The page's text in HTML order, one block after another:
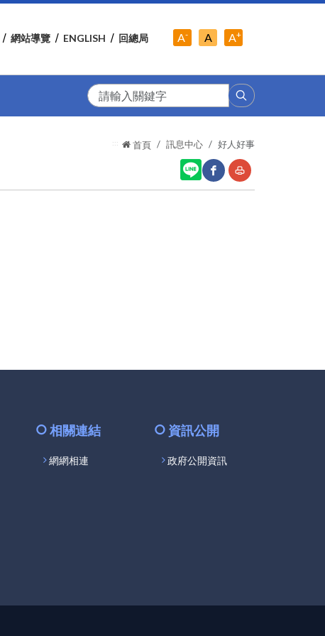
網站導覽 ENGLISH 回總局 A-
級
A中
A+
級
搜
尋
::: 首頁 訊息中心 好人好事
相關連結
網網相連
資訊公開
政府公開資訊